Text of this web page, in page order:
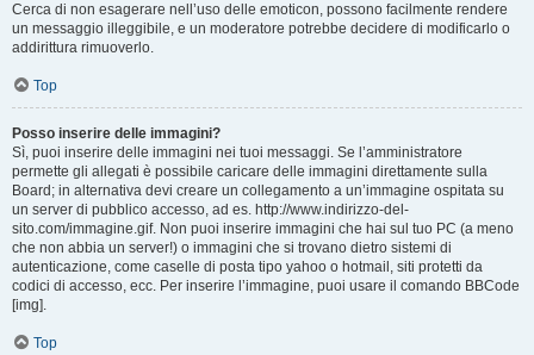
Cerca di non esagerare nell’uso delle emoticon, possono facilmente rendere
un messaggio illeggibile, e un moderatore potrebbe decidere di modificarlo o
addirittura rimuoverlo.
Top
Posso inserire delle immagini?
Sì, puoi inserire delle immagini nei tuoi messaggi. Se l’amministratore
permette gli allegati è possibile caricare delle immagini direttamente sulla
Board; in alternativa devi creare un collegamento a un’immagine ospitata su
un server di pubblico accesso, ad es. http://www.indirizzo-del-
sito.com/immagine.gif. Non puoi inserire immagini che hai sul tuo PC (a meno
che non abbia un server!) o immagini che si trovano dietro sistemi di
autenticazione, come caselle di posta tipo yahoo o hotmail, siti protetti da
codici di accesso, ecc. Per inserire l’immagine, puoi usare il comando BBCode
[img].
Top